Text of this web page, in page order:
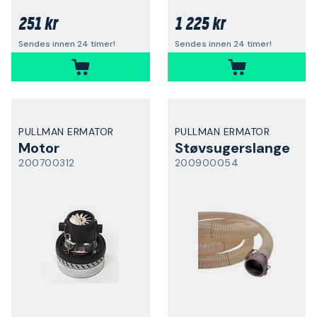
251 kr
Sendes innen 24 timer!
1 225 kr
Sendes innen 24 timer!
PULLMAN ERMATOR
Motor
200700312
PULLMAN ERMATOR
Støvsugerslange
200900054